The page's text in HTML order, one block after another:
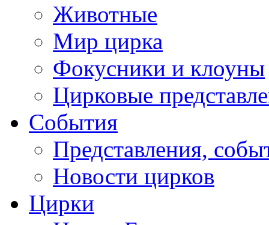
Животные
Мир цирка
Фокусники и клоуны
Цирковые
События
Представления,
Новости цирков
Цирки